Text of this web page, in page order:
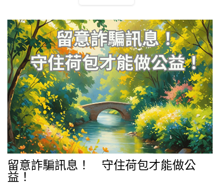
留意詐騙訊息！ 守住荷包才能做公
益！